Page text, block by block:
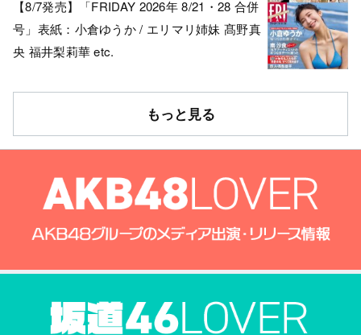
【8/7発売】「FRIDAY 2026年 8/21・28 合併
号」表紙：小倉ゆうか / エリマリ姉妹 髙野真
央 福井梨莉華 etc.
もっと見る